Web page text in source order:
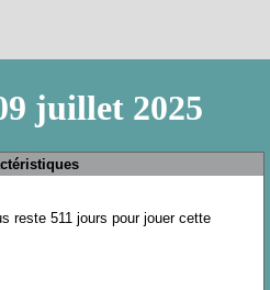
juillet 2025
reste 511 jours pour jouer cette